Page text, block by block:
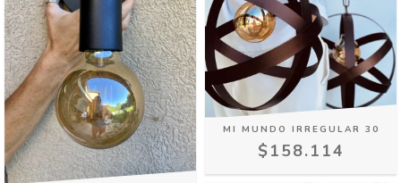
MI MUNDO IRREGULAR 30
$158.114